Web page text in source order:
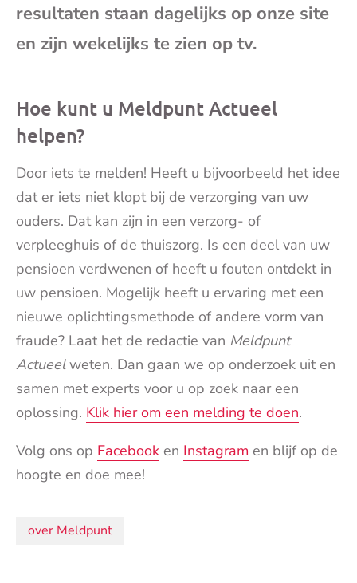
resultaten staan dagelijks op onze site
en zijn wekelijks te zien op tv.
Hoe kunt u Meldpunt Actueel
helpen?
Door iets te melden! Heeft u bijvoorbeeld het idee
dat er iets niet klopt bij de verzorging van uw
ouders. Dat kan zijn in een verzorg- of
verpleeghuis of de thuiszorg. Is een deel van uw
pensioen verdwenen of heeft u fouten ontdekt in
uw pensioen. Mogelijk heeft u ervaring met een
nieuwe oplichtingsmethode of andere vorm van
fraude? Laat het de redactie van Meldpunt
Actueelweten. Dan gaan we op onderzoek uit en
samen met experts voor u op zoek naar een
oplossing. Klik hier om een melding te doen.
Volg ons op Facebook en Instagram en blijf op de
hoogte en doe mee!
Onderwerpen:
over Meldpunt